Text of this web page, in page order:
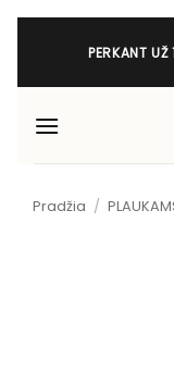
Skip
PERKANT
Pradžia /